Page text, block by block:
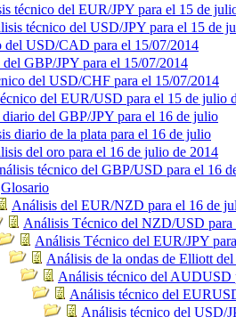
técnico del EUR/JPY para el 15 de
técnico del USD/JPY para el 15 de
del USD/CAD para el 15/07/2014
GBP/JPY para el 15/07/2014
del USD/CHF para el 15/07/2014
del EUR/USD para el 15 de julio
del GBP/JPY para el 16 de julio
diario de la plata para el 16 de julio
del oro para el 16 de julio de 2014
técnico del GBP/USD para el 16
Glosario
Análisis del EUR/NZD para el 16 de
Análisis Técnico del NZD/USD para
Análisis Técnico del EUR/JPY
Análisis de la ondas de Elliott
Análisis técnico del AUDUSD
Análisis técnico del
Análisis técnico del USD/